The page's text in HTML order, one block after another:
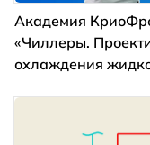
Академия
«Чиллеры.
охлаждения